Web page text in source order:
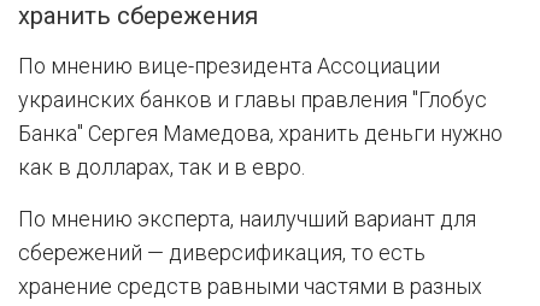
хранить сбережения
По мнению вице-президента Ассоциации
украинских банков и главы правления "Глобус
Банка" Сергея Мамедова, хранить деньги нужно
как в долларах, так и в евро.
По мнению эксперта, наилучший вариант для
сбережений — диверсификация, то есть
хранение средств равными частями в разных